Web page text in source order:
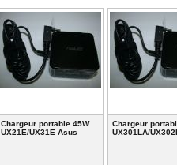
Chargeur portable 45W
UX21E/UX31E Asus
Chargeur
UX301LA/